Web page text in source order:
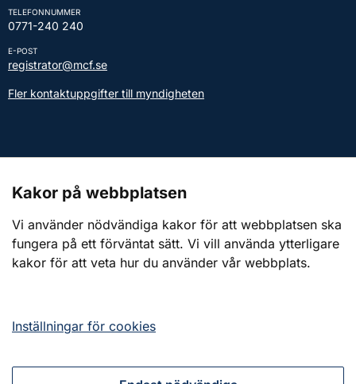
TELEFONNUMMER
0771-240 240
E-POST
registrator@mcf.se
Fler kontaktuppgifter till myndigheten
Webbplatsen
Om webbplatsen
Kakor på webbplatsen
Vi använder nödvändiga kakor för att webbplatsen ska
fungera på ett förväntat sätt. Vi vill använda ytterligare
kakor för att veta hur du använder vår webbplats.
Inställningar för cookies